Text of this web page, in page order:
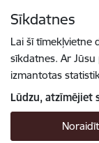
Sīkdatnes
Lai šī tīmekļvietne
sīkdatnes. Ar
izmantotas
Lūdzu, atzīmējiet
Noraidīt